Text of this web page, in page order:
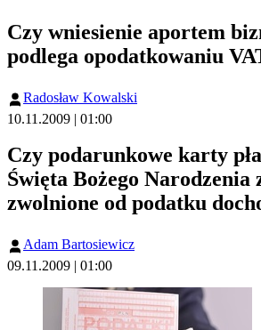
Czy wniesienie aportem
podlega opodatkowaniu
Radosław Kowalski
10.11.2009 | 01:00
Czy podarunkowe karty
Święta Bożego Narodzenia
zwolnione od podatku
Adam Bartosiewicz
09.11.2009 | 01:00